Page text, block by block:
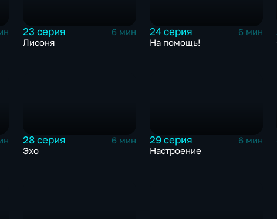
23 серия
6 мин
Лисоня
24 серия
6 мин
На помощь!
28 серия
6 мин
Эхо
29 серия
6 мин
Настроение